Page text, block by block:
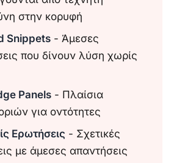
στην κορυφή
Snippets - Άμεσες
που δίνουν λύση χωρίς
Panels - Πλαίσια
για οντότητες
Ερωτήσεις - Σχετικές
με άμεσες απαντήσεις